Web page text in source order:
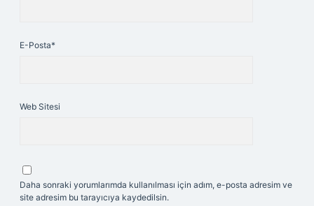
E-Posta*
Web Sitesi
Daha sonraki yorumlarımda kullanılması için adım, e-posta adresim ve
site adresim bu tarayıcıya kaydedilsin.